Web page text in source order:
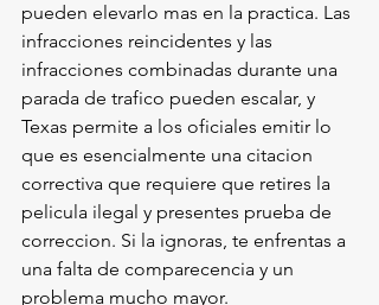
pueden elevarlo mas en la practica. Las
infracciones reincidentes y las
infracciones combinadas durante una
parada de trafico pueden escalar, y
Texas permite a los oficiales emitir lo
que es esencialmente una citacion
correctiva que requiere que retires la
pelicula ilegal y presentes prueba de
correccion. Si la ignoras, te enfrentas a
una falta de comparecencia y un
problema mucho mayor.